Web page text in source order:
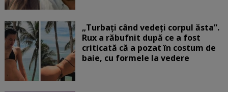
„Turbați când vedeți corpul ăsta”.
Rux a răbufnit după ce a fost
criticată că a pozat în costum de
baie, cu formele la vedere